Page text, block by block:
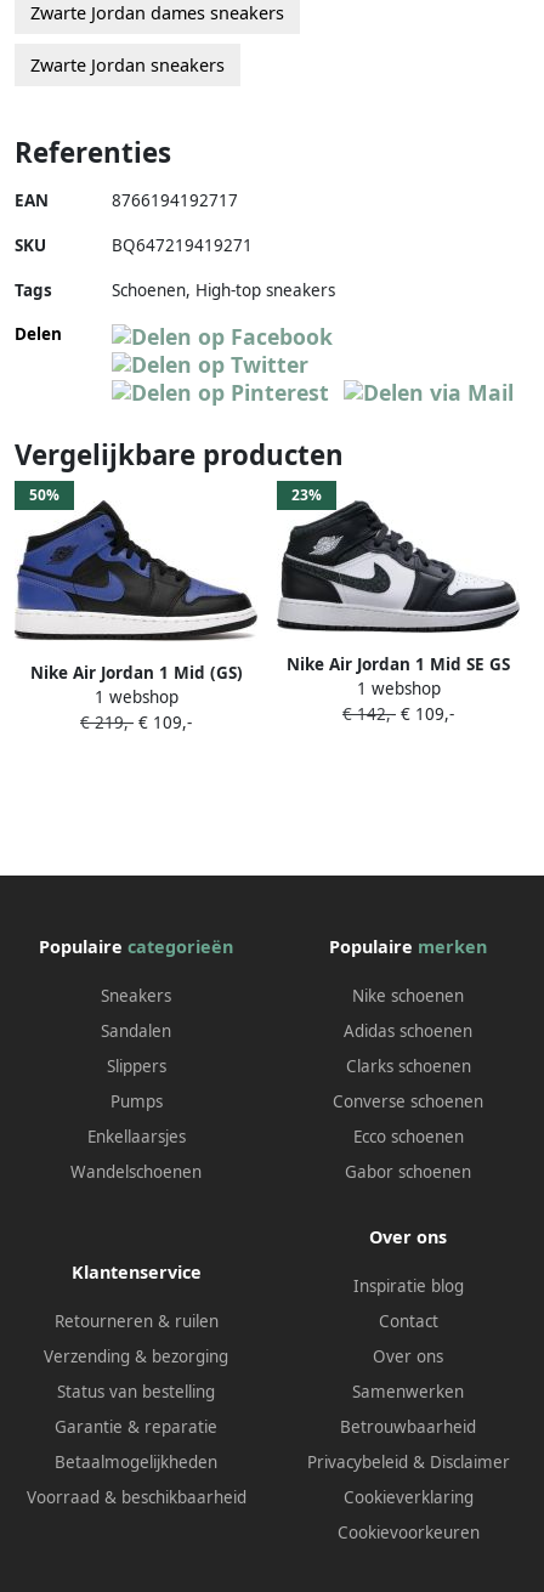
Zwarte Jordan dames sneakers
Zwarte Jordan sneakers
Referenties
EAN 8766194192717
SKU BQ647219419271
Tags
Schoenen, High-top sneakers
Delen
Vergelijkbare producten
50%
Nike Air Jordan 1 Mid (GS)
Black Hyper Royal-White
1 webshop
€ 219,- € 109,-
23%
Nike Air Jordan 1 Mid SE GS
'Panda Elephant' FB9909-001
PANDA Zwart Wit Schoenen
1 webshop
€ 142,- € 109,-
Populaire categorieën
Sneakers
Sandalen
Slippers
Pumps
Enkellaarsjes
Wandelschoenen
Populaire merken
Nike schoenen
Adidas schoenen
Clarks schoenen
Converse schoenen
Ecco schoenen
Gabor schoenen
Klantenservice
Retourneren & ruilen
Verzending & bezorging
Status van bestelling
Garantie & reparatie
Betaalmogelijkheden
Voorraad & beschikbaarheid
Over ons
Inspiratie blog
Contact
Over ons
Samenwerken
Betrouwbaarheid
Privacybeleid & Disclaimer
Cookieverklaring
Cookievoorkeuren